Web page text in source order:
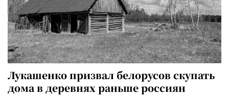
Лукашенко призвал белорусов скупать
дома в деревнях раньше россиян